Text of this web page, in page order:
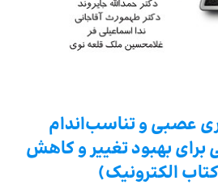
عصبی و تناسب‌اندام
بهبود تغییر و کاهش
الکترونیک)